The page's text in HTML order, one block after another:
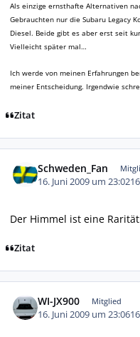
Als einzige ernsthafte Alternativen
Gebrauchten nur die Subaru Legacy
Diesel. Beide gibt es aber erst seit
Vielleicht später mal…
Ich werde von meinen Erfahrungen
meiner Entscheidung. Irgendwie
Zitat
Schweden_Fan
16. Juni 2009 um 23:02
Der Himmel ist eine
Zitat
WI-JX900 Mitglied
16. Juni 2009 um 23:06